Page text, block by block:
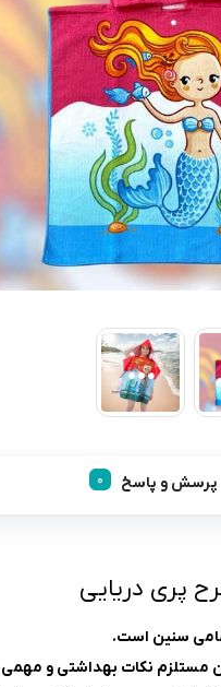
مسواک و خمیر دندان کودک
تب سنج نوزاد و کودک
رابط و پد سینه
دستگاه بخور سرد کودک
پرسش و پاسخ
پری دریایی
سنین است.
مستلزم نکات بهداشتی و